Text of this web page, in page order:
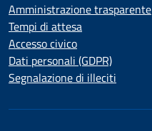
Amministrazione trasparente
Tempi di attesa
Accesso civico
Dati personali (GDPR)
Segnalazione di illeciti